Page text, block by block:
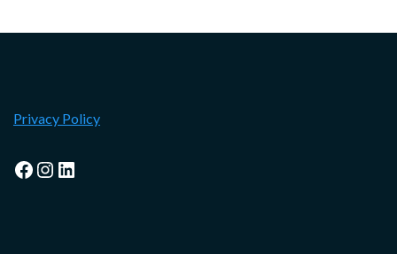
Privacy Policy
Facebook
Instagram
LinkedIn